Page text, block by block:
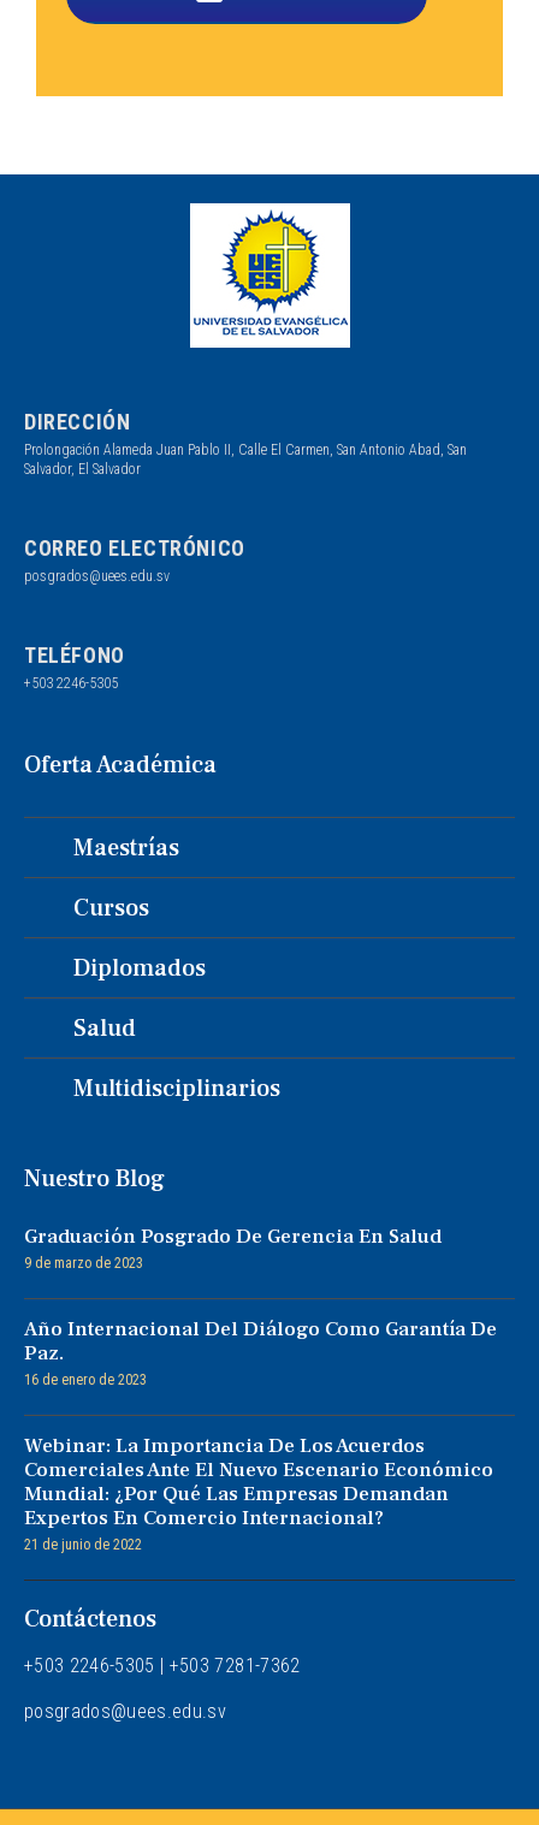
DIRECCIÓN
Prolongación Alameda Juan Pablo II, Calle El Carmen, San Antonio Abad, San
Salvador, El Salvador
CORREO ELECTRÓNICO
posgrados@uees.edu.sv
TELÉFONO
+503 2246-5305
Oferta Académica
Maestrías
Cursos
Diplomados
Salud
Multidisciplinarios
Nuestro Blog
Graduación Posgrado De Gerencia En Salud
9 de marzo de 2023
Año Internacional Del Diálogo Como Garantía De
Paz.
16 de enero de 2023
Webinar: La Importancia De Los Acuerdos
Comerciales Ante El Nuevo Escenario Económico
Mundial: ¿Por Qué Las Empresas Demandan
Expertos En Comercio Internacional?
21 de junio de 2022
Contáctenos
+503 2246-5305 | +5037281-7362
posgrados@uees.edu.sv